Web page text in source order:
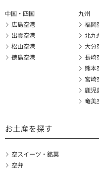
中国・四国
広島空港
出雲空港
松山空港
徳島空港
九州
福岡
北九
大分
長崎
熊本
宮崎
鹿児
奄美
お土産を探す
空スイーツ・銘菓
空弁